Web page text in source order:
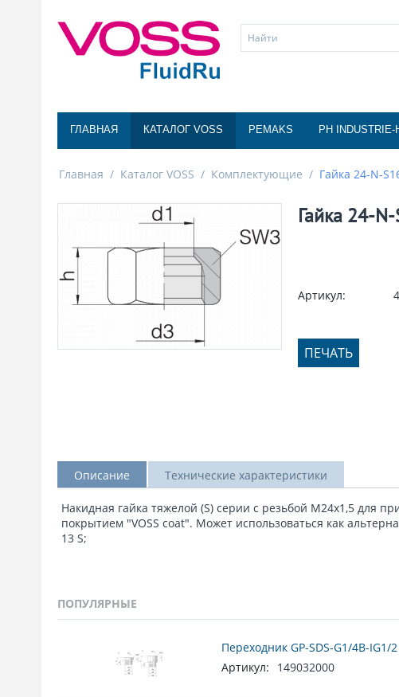
ГЛАВНАЯ КАТАЛОГ VOSS PEMAKS PH INDUSTRIE-
Главная / Каталог VOSS / Комплектующие / Гайка 24-N-
Гайка 24-
Артикул:
ПЕЧАТЬ
Описание Технические характеристики
Накидная гайка тяжелой (S) серии с резьбой М24х1,5 для
покрытием "VOSS coat". Может использоваться как
13 S;
ПОПУЛЯРНЫЕ
Переходник GP-SDS-G1/4B-IG1/2
Артикул:
149032000